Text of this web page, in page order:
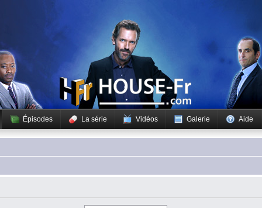
Épisodes La série Vidéos Galerie Aide